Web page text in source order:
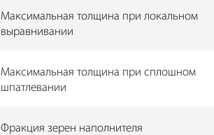
Максимальная толщина при локальном
выравнивании
Максимальная толщина при сплошном
шпатлевании
Фракция зерен наполнителя